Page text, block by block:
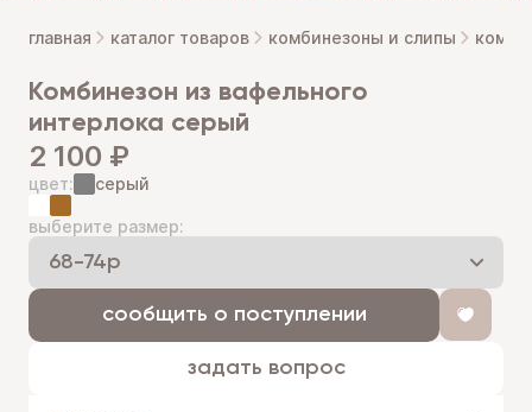
главная каталог товаров комбинезоны и слипы
комбинезон из вафельного
интерлока серый
2 100 ₽
цвет: серый
выберите размер:
сообщить о поступлении
задать вопрос